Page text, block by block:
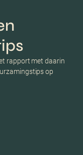
rapport met daarin
op